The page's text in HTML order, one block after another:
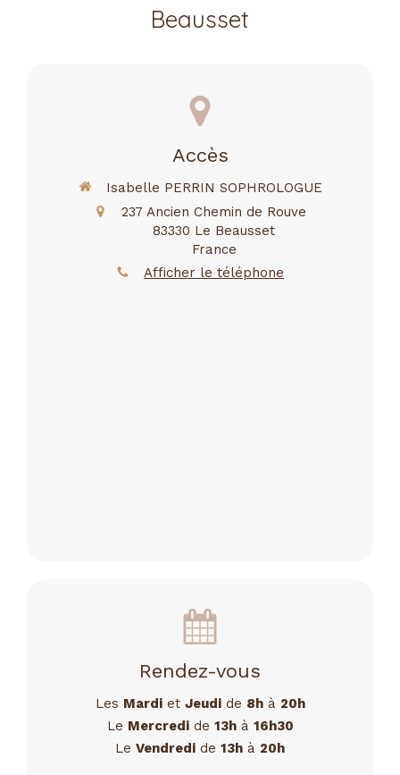
Beausset
Accès
Isabelle PERRIN SOPHROLOGUE
237 Ancien Chemin de Rouve
83330 Le Beausset
France
Afficher le téléphone
Rendez-vous
Les Mardiet Jeudide 8hà 20h
Le Mercredide 13hà 16h30
Le Vendredi de 13h à 20h